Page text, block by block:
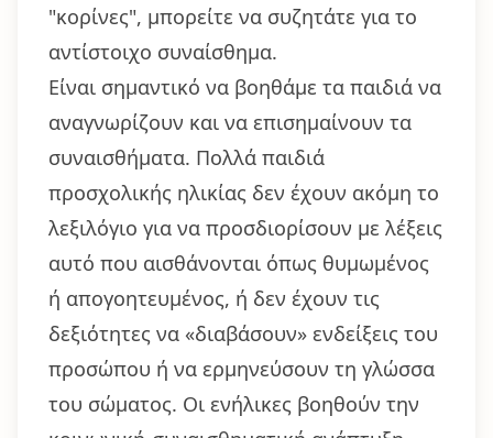
"κορίνες", μπορείτε να συζητάτε για το
αντίστοιχο συναίσθημα.
Είναι σημαντικό να βοηθάμε τα παιδιά να
αναγνωρίζουν και να επισημαίνουν τα
συναισθήματα. Πολλά παιδιά
προσχολικής ηλικίας δεν έχουν ακόμη το
λεξιλόγιο για να προσδιορίσουν με λέξεις
αυτό που αισθάνονται όπως θυμωμένος
ή απογοητευμένος, ή δεν έχουν τις
δεξιότητες να «διαβάσουν» ενδείξεις του
προσώπου ή να ερμηνεύσουν τη γλώσσα
του σώματος. Οι ενήλικες βοηθούν την